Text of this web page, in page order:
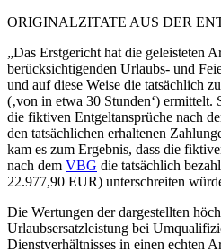
ORIGINALZITATE AUS DER
„Das Erstgericht hat die geleisteten
berücksichtigenden Urlaubs- und
und auf diese Weise die tatsächlich
(‚von in etwa 30 Stunden‘) ermittelt.
die fiktiven Entgeltansprüche nach
den tatsächlichen erhaltenen
kam es zum Ergebnis, dass die
nach dem VBG die tatsächlich
22.977,90 EUR) unterschreiten
Die Wertungen der dargestellten
Urlaubsersatzleistung bei
Dienstverhältnisses in einen echten